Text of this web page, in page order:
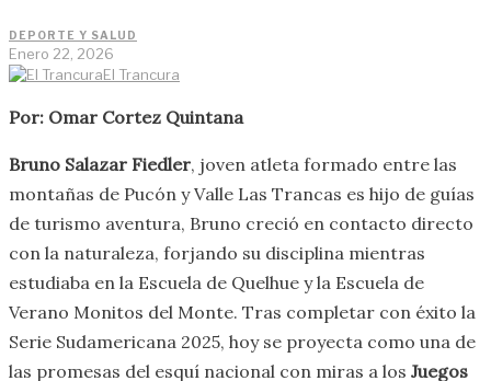
DEPORTE Y SALUD
Enero 22, 2026
El Trancura
Por: Omar Cortez Quintana
Bruno Salazar Fiedler, joven atleta formado entre las
montañas de Pucón y Valle Las Trancas es hijo de guías
de turismo aventura, Bruno creció en contacto directo
con la naturaleza, forjando su disciplina mientras
estudiaba en la Escuela de Quelhue y la Escuela de
Verano Monitos del Monte. Tras completar con éxito la
Serie Sudamericana 2025, hoy se proyecta como una de
las promesas del esquí nacional con miras a los Juegos